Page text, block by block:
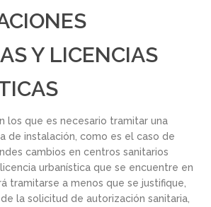
Y LICENCIAS
los que es necesario tramitar una
de instalación, como es el caso de
cambios en centros sanitarios
urbanística que se encuentre en
tramitarse a menos que se justifique,
la solicitud de autorización sanitaria,